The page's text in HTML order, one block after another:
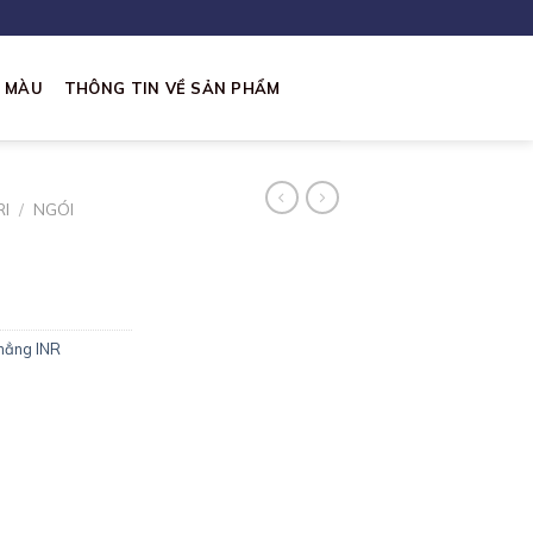
MÀU THÔNG TIN VỀ SẢN PHẨM
/ NGÓI
INR